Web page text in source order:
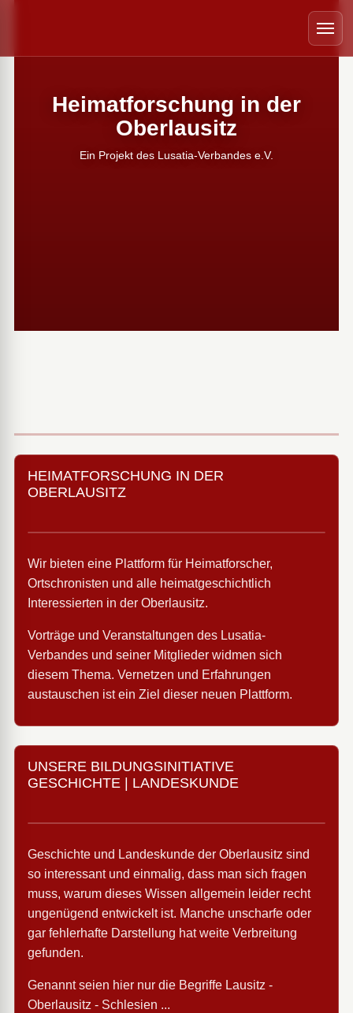
Heimatforschung in der
Oberlausitz
Ein Projekt des Lusatia-Verbandes e.V.
HEIMATFORSCHUNG IN DER
OBERLAUSITZ
Wir bieten eine Plattform für Heimatforscher,
Ortschronisten und alle heimatgeschichtlich
Interessierten in der Oberlausitz.
Vorträge und Veranstaltungen des Lusatia-
Verbandes und seiner Mitglieder widmen sich
diesem Thema. Vernetzen und Erfahrungen
austauschen ist ein Ziel dieser neuen Plattform.
UNSERE BILDUNGSINITIATIVE
GESCHICHTE | LANDESKUNDE
Geschichte und Landeskunde der Oberlausitz sind
so interessant und einmalig, dass man sich fragen
muss, warum dieses Wissen allgemein leider recht
ungenügend entwickelt ist. Manche unscharfe oder
gar fehlerhafte Darstellung hat weite Verbreitung
gefunden.
Genannt seien hier nur die Begriffe Lausitz -
Oberlausitz - Schlesien ...